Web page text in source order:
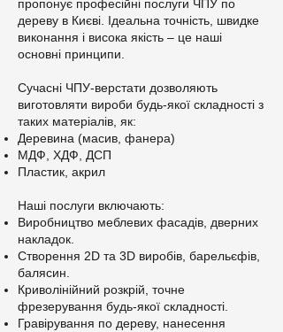
пропонує професійні послуги ЧПУ по
дереву в Києві. Ідеальна точність, швидке
виконання і висока якість – це наші
основні принципи.
Сучасні ЧПУ-верстати дозволяють
виготовляти вироби будь-якої складності з
таких матеріалів, як:
Деревина (масив, фанера)
МДФ, ХДФ, ДСП
Пластик, акрил
Наші послуги включають:
Виробництво меблевих фасадів, дверних
накладок.
Створення 2D та 3D виробів, барельєфів,
балясин.
Криволінійний розкрій, точне
фрезерування будь-якої складності.
Гравірування по дереву, нанесення